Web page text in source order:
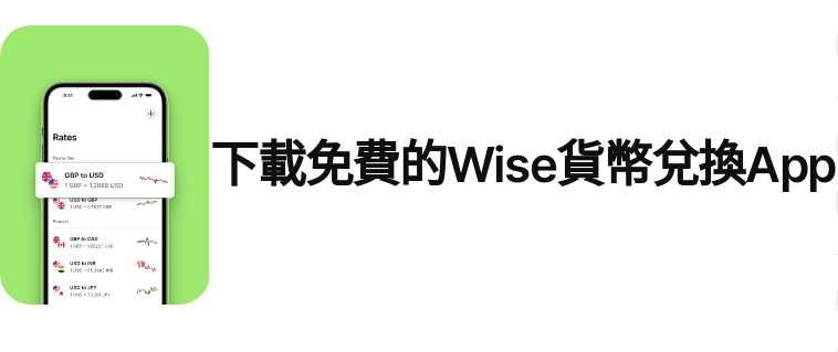
下載免費的Wise貨幣兌換App